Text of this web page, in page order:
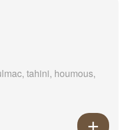
tahini, houmous,